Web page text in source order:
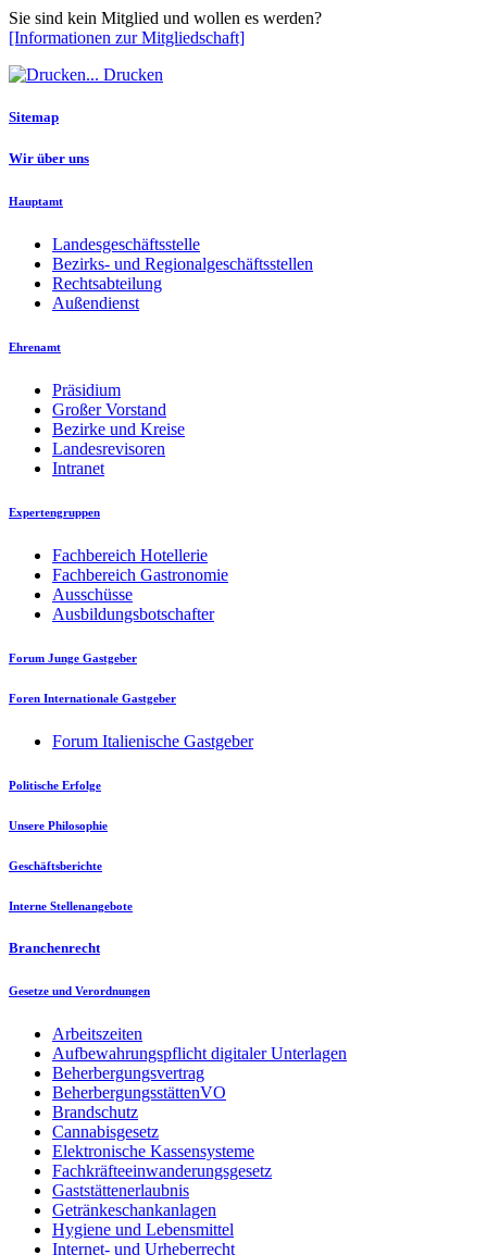
Sie sind kein Mitglied und wollen es werden?
[Informationen zur Mitgliedschaft]
Drucken
Sitemap
Wir über uns
Hauptamt
Landesgeschäftsstelle
Bezirks- und Regionalgeschäftsstellen
Rechtsabteilung
Außendienst
Ehrenamt
Präsidium
Großer Vorstand
Bezirke und Kreise
Landesrevisoren
Intranet
Expertengruppen
Fachbereich Hotellerie
Fachbereich Gastronomie
Ausschüsse
Ausbildungsbotschafter
Forum Junge Gastgeber
Foren Internationale Gastgeber
Forum Italienische Gastgeber
Politische Erfolge
Unsere Philosophie
Geschäftsberichte
Interne Stellenangebote
Branchenrecht
Gesetze und Verordnungen
Arbeitszeiten
Aufbewahrungspflicht digitaler Unterlagen
Beherbergungsvertrag
BeherbergungsstättenVO
Brandschutz
Cannabisgesetz
Elektronische Kassensysteme
Fachkräfteeinwanderungsgesetz
Gaststättenerlaubnis
Getränkeschankanlagen
Hygiene und Lebensmittel
Internet- und Urheberrecht